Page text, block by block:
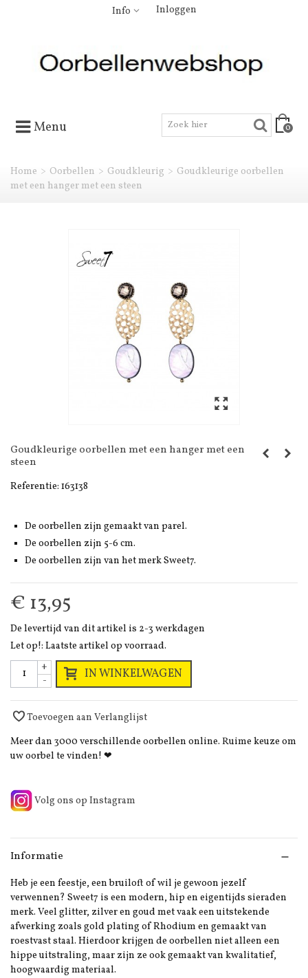
Info Inloggen
Menu 0
Home > Oorbellen > Goudkleurig > Goudkleurige oorbellen
met een hanger met een steen
Goudkleurige oorbellen met een hanger met een
steen
Referentie: 163138
De oorbellen zijn gemaakt van parel.
De oorbellen zijn 5-6 cm.
De oorbellen zijn van het merk Sweet7.
€ 13,95
De levertijd van dit artikel is 2-3 werkdagen
Let op!: Laatste artikel op voorraad.
-
+ IN WINKELWAGEN
Toevoegen aan Verlanglijst
Meer dan 3000 verschillende oorbellen online. Ruime keuze om
uw oorbel te vinden! ❤
Volg ons op Instagram
Informatie
Heb je een feestje, een bruiloft of wil je gewoon jezelf
verwennen? Sweet7 is een modern, hip en eigentijds sieraden
merk. Veel glitter, zilver en goud met vaak een uitstekende
afwerking zoals gold plating of Rhodium en gemaakt van
roestvast staal. Hierdoor krijgen de oorbellen niet alleen een
hippe uitstraling, maar zijn ze ook gemaakt van kwalitatief,
hoogwaardig materiaal.